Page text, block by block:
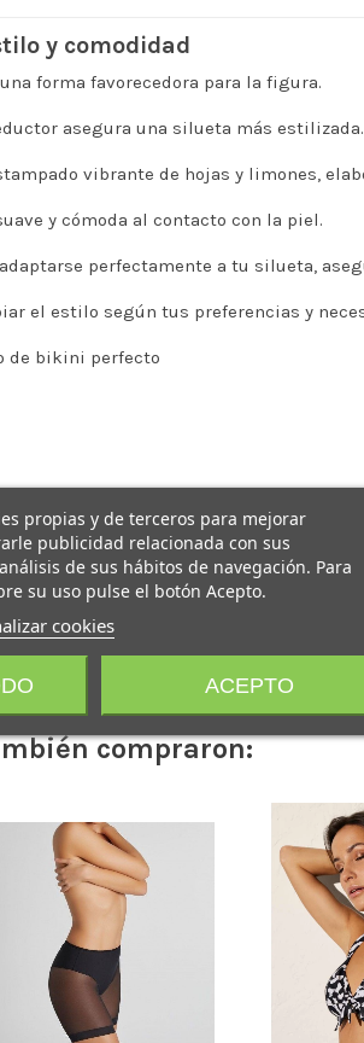
y comodidad
forma favorecedora para la figura.
asegura una silueta más estilizada.
vibrante de hojas y limones,
y cómoda al contacto con la piel.
perfectamente a tu silueta,
el estilo según tus preferencias y
de bikini perfecto
compraron:
propias y de terceros para mejorar
publicidad relacionada con sus
de sus hábitos de navegación. Para
su uso pulse el botón Acepto.
cookies
ACEPTO